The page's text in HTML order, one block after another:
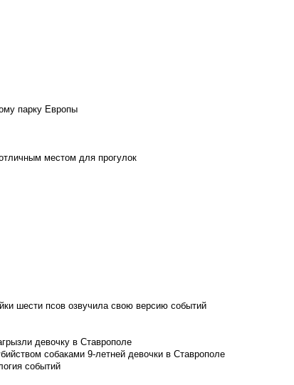
парку Европы
местом для прогулок
шести псов озвучила свою версию событий
девочку в Ставрополе
собаками 9-летней девочки в Ставрополе
событий